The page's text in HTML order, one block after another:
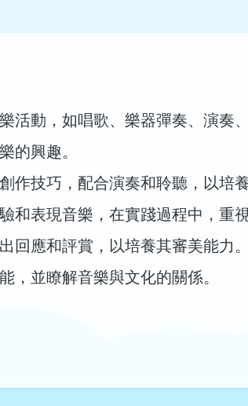
活動，如唱歌、樂器彈奏、演奏
的興趣。
作技巧，配合演奏和聆聽，以培
和表現音樂，在實踐過程中，重
回應和評賞，以培養其審美能力。
，並瞭解音樂與文化的關係。